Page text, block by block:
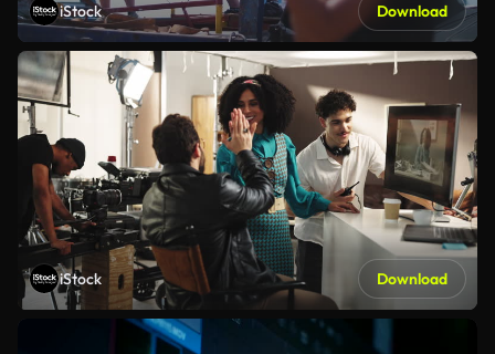
iStock Download
iStock Download